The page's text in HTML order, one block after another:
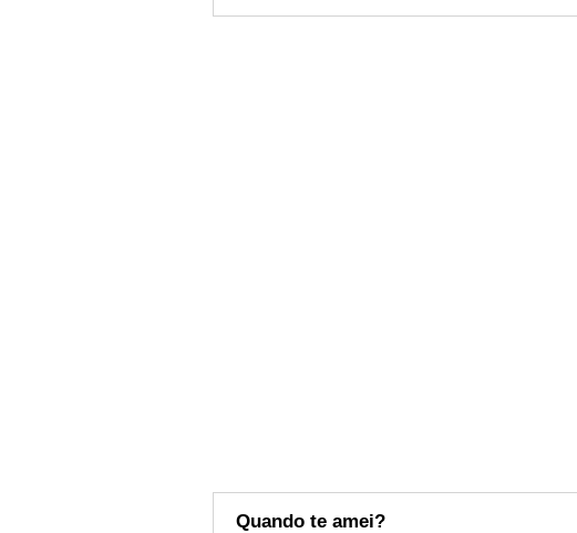
Quando te amei?